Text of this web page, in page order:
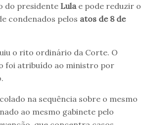
do presidente Lula e pode reduzir o
condenados pelos atos de 8 de
o rito ordinário da Corte. O
foi atribuído ao ministro por
na sequência sobre o mesmo
ao mesmo gabinete pelo